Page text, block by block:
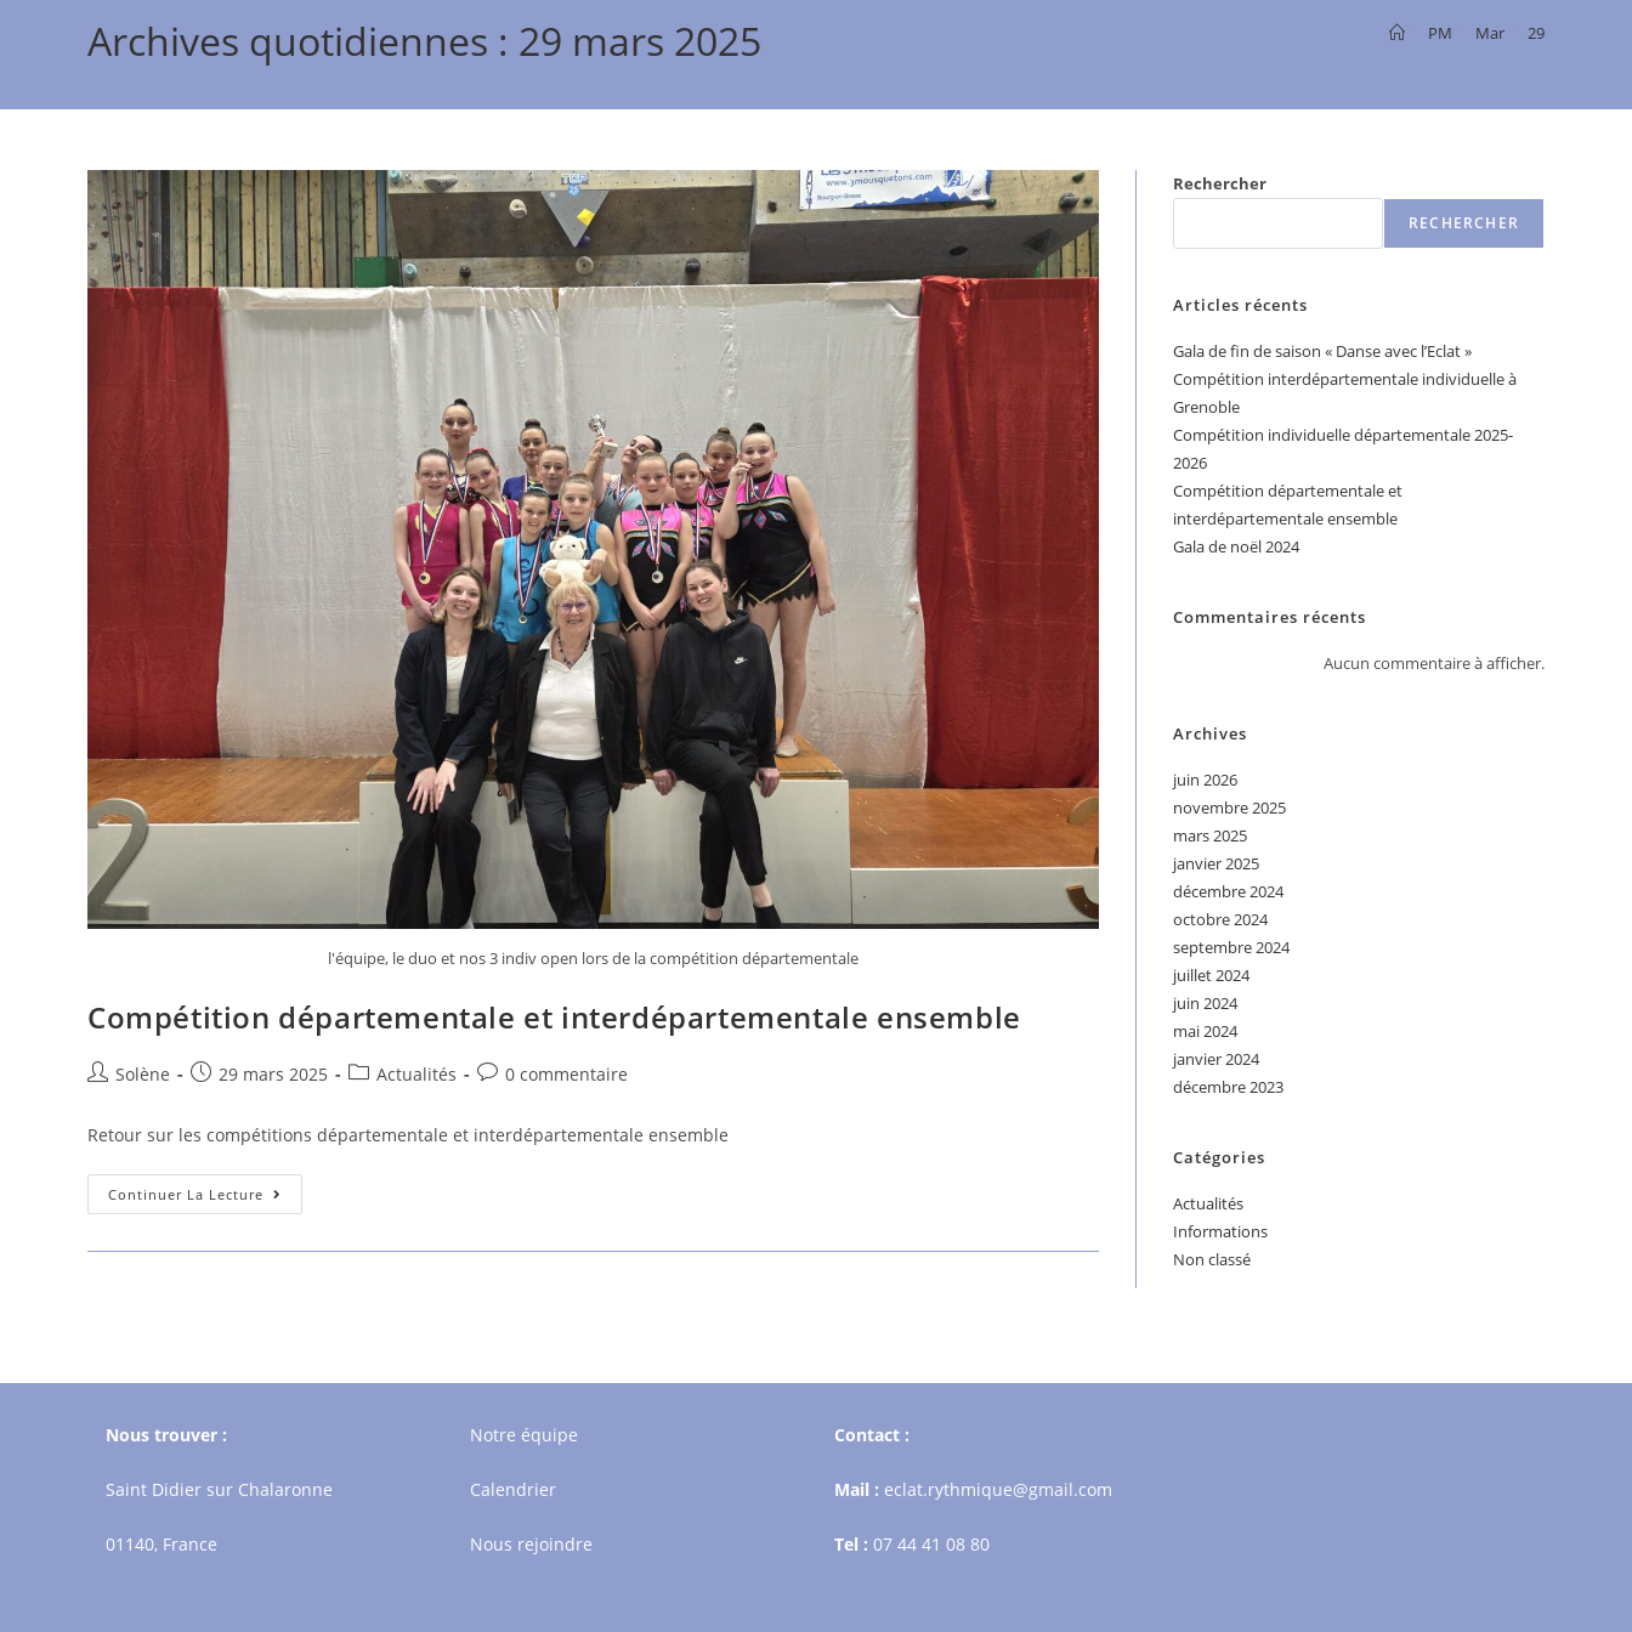
Archives quotidiennes : 29 mars 2025 PM Mar 29
l'équipe, le duo et nos 3 indiv open lors de la compétition départementale
Compétition départementale et interdépartementale ensemble
Auteur/autrice
la
Solène
Publication
29 mars 2025
PostActualités
Commentaires
la
publication :
0 commentaire
Retour sur les compétitions départementale et interdépartementale ensemble
Continuer La Lecture Compétition
Départementale
Interdépartementale
Rechercher
RECHERCHER
Articles récents
Gala de fin de saison « Danse avec l’Eclat »
Compétition interdépartementale individuelle à
Grenoble
Compétition individuelle départementale 2025-
2026
Compétition départementale et
interdépartementale ensemble
Gala de noël 2024
Commentaires récents
Aucun commentaire à afficher.
Archives
juin 2026
novembre 2025
mars 2025
janvier 2025
décembre 2024
octobre 2024
septembre 2024
juillet 2024
juin 2024
mai 2024
janvier 2024
décembre 2023
Catégories
Actualités
Informations
Non classé
Nous trouver :
Saint Didier sur Chalaronne
01140, France
Notre équipe
Calendrier
Nous rejoindre
Contact :
Mail : eclat.rythmique@gmail.com
Tel : 07 44 41 08 80